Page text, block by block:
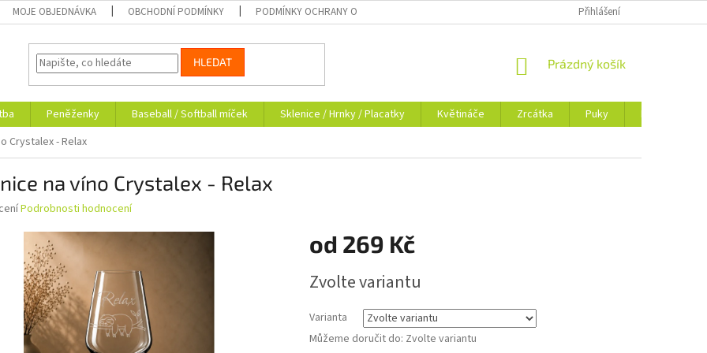
MOJE OBJEDNÁVKA OBCHODNÍ PODMÍNKY PODMÍNKY OCHRANY OSOBNÍCH ÚDAJŮ Přihlášení
HLEDAT
NÁKUPNÍ
Prázdný košík
Peněženky Baseball / Softball míček Sklenice / Hrnky / Placatky Květináče Zrcátka Puky
Dokladovky
Crystalex - Relax
na víno Crystalex - Relax
Podrobnosti hodnocení
od 269 Kč
cena:
Zvolte variantu
Varianta
Můžeme doručit do: Zvolte variantu